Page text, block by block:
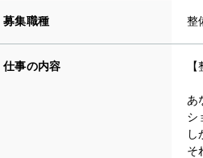
募集職種 整
仕事の内容
あ
シ
し
そ